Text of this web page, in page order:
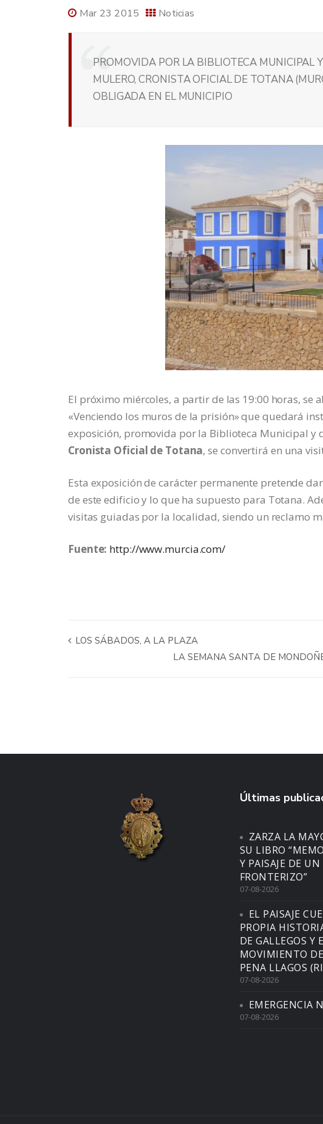
Mar 23 2015 Noticias
PROMOVIDA POR LA BIBLIOTECA MUNICIPAL
MULERO, CRONISTA OFICIAL DE TOTANA
OBLIGADA EN EL MUNICIPIO
El próximo miércoles, a partir de las 19:00 horas, se
«Venciendo los muros de la prisión» que quedará
exposición, promovida por la Biblioteca Municipal y
Cronista Oficial de Totana, se convertirá en una
Esta exposición de carácter permanente pretende
de este edificio y lo que ha supuesto para Totana.
visitas guiadas por la localidad, siendo un reclamo
Fuente: http://www.murcia.com/
LOS SÁBADOS, A LA PLAZA
LA SEMANA SANTA DE
Últimas
ZARZA LA
SU LIBRO
Y PAISAJE DE
FRONTERIZO”
07-08-2026
EL PAISAJE
PROPIA
DE GALLEGOS Y
MOVIMIENTO
PENA LLAGOS
07-08-2026
EMERGENCIA
07-08-2026